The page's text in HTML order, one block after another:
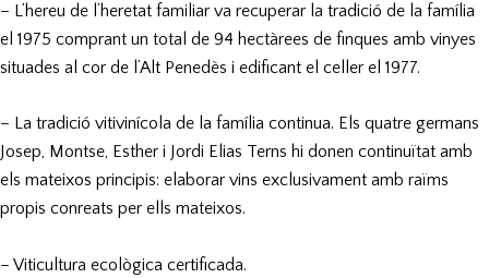
– L’hereu de l’heretat familiar va recuperar la tradició de la família
el 1975 comprant un total de 94 hectàrees de finques amb vinyes
situades al cor de l’Alt Penedès i edificant el celler el 1977.
– La tradició vitivinícola de la família continua. Els quatre germans
Josep, Montse, Esther i Jordi Elias Terns hi donen continuïtat amb
els mateixos principis: elaborar vins exclusivament amb raïms
propis conreats per ells mateixos.
– Viticultura ecològica certificada.